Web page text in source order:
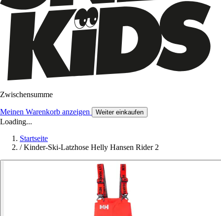
Zwischensumme
Meinen Warenkorb anzeigen Weiter einkaufen
Loading...
Startseite
/ Kinder-Ski-Latzhose Helly Hansen Rider 2